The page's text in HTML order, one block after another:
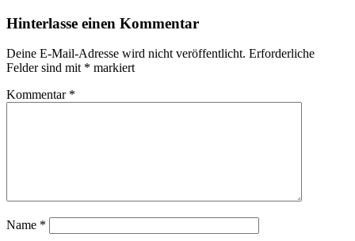
Hinterlasse einen Kommentar
Deine E-Mail-Adresse wird nicht veröffentlicht. Erforderliche
Felder sind mit * markiert
Kommentar *
Name *